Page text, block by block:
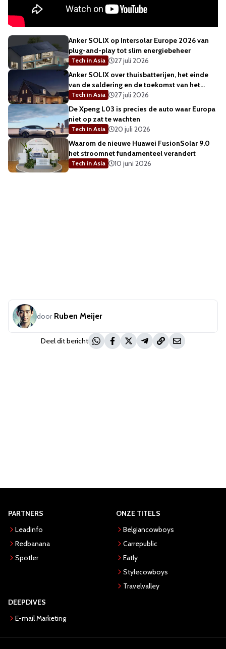
Anker SOLIX op Intersolar Europe 2026 van
plug-and-play tot slim energiebeheer
Tech in Asia
27 juli 2026
Anker SOLIX over thuisbatterijen, het einde
van de saldering en de toekomst van het
energienet
Tech in Asia
27 juli 2026
De Xpeng L03 is precies de auto waar Europa
niet op zat te wachten
Tech in Asia
20 juli 2026
Waarom de nieuwe Huawei FusionSolar 9.0
het stroomnet fundamenteel verandert
Tech in Asia 10 juni 2026
door Ruben Meijer
Deel dit bericht
PARTNERS
Leadinfo
Redbanana
Spotler
ONZE TITELS
Belgiancowboys
Carrepublic
Eatly
Stylecowboys
Travelvalley
DEEPDIVES
E-mail Marketing